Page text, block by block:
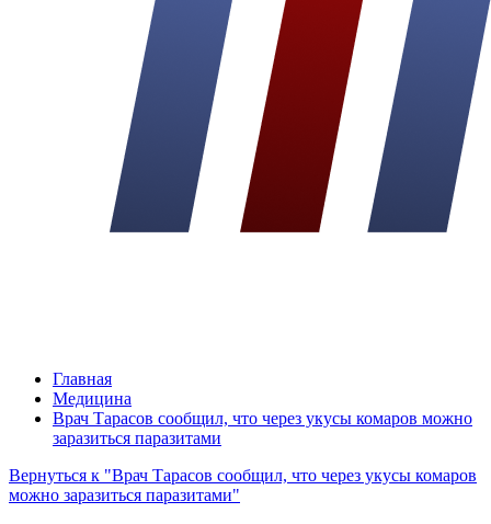
Главная
Медицина
Врач Тарасов сообщил, что через укусы комаров можно
заразиться паразитами
Вернуться к "Врач Тарасов сообщил, что через укусы комаров
можно заразиться паразитами"